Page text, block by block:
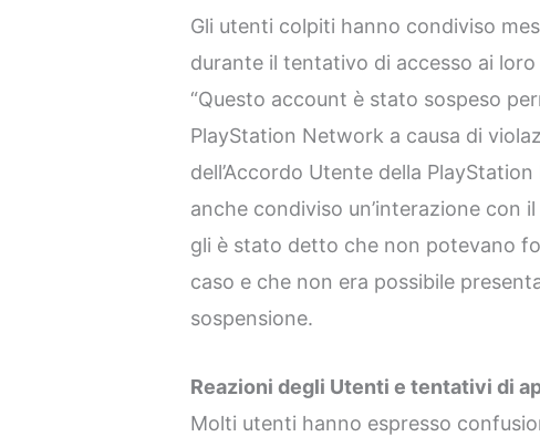
Gli utenti colpiti hanno condiviso
durante il tentativo di accesso ai
“Questo account è stato sospeso
PlayStation Network a causa di
dell’Accordo Utente della
anche condiviso un’interazione con
gli è stato detto che non potevano
caso e che non era possibile
sospensione.
Reazioni degli Utenti e tentativi di
Molti utenti hanno espresso